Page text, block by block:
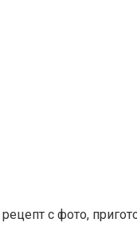
с фото,